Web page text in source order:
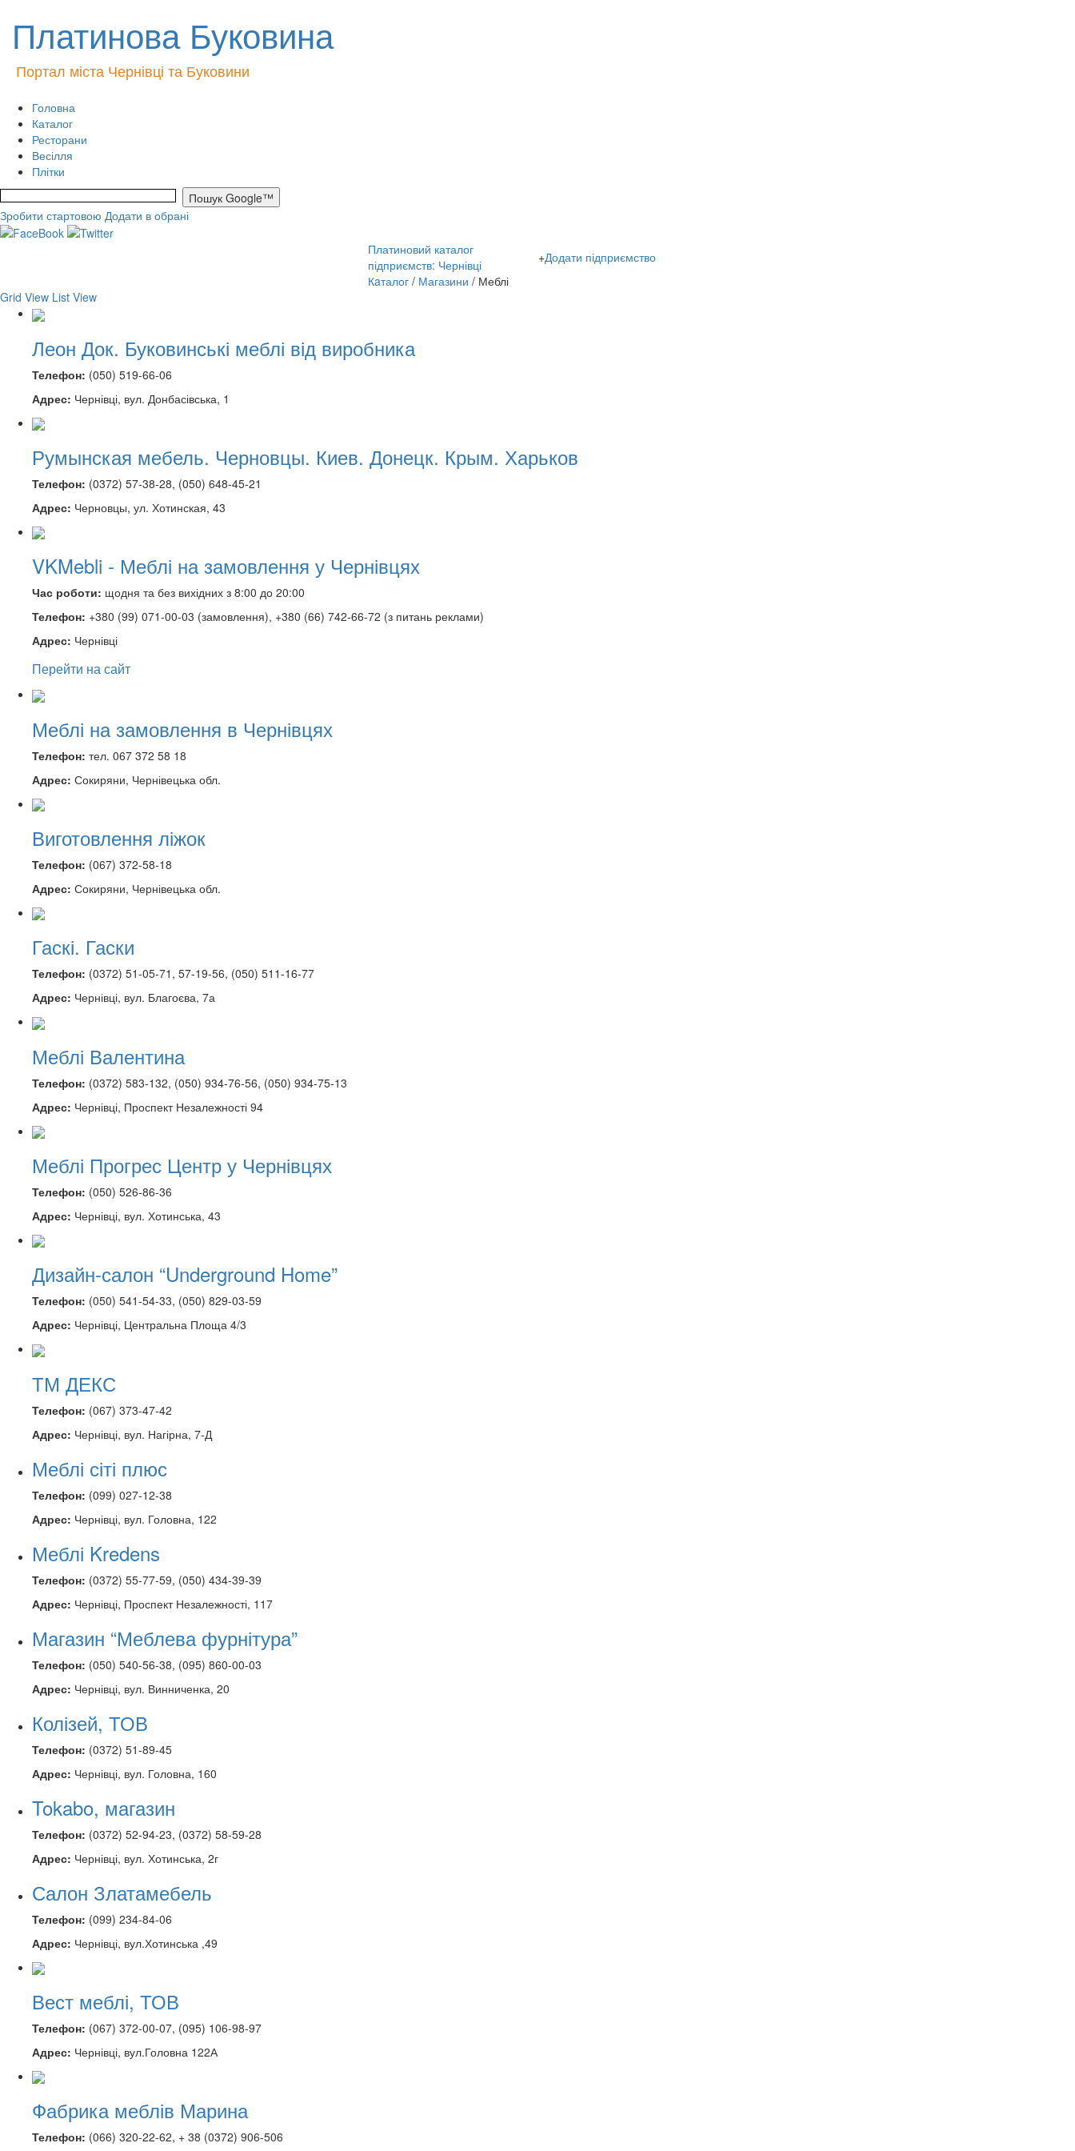
Платинова Буковина
Портал міста Чернівці та Буковини
Головна
Каталог
Ресторани
Весілля
Плітки
Зробити стартовою Додати в обрані
Платиновий каталог
підприємств: Чернівці
+Додати підприємство
Кaталог/ Магазини / Меблі
Grid View List View
Леон Док. Буковинські меблі від виробника
Телефон: (050) 519-66-06
Адрес: Чернівці, вул. Донбасівська, 1
Румынская мебель. Черновцы. Киев. Донецк. Крым. Харьков
Телефон: (0372) 57-38-28, (050) 648-45-21
Адрес: Черновцы, ул. Хотинская, 43
VKMebli - Меблі на замовлення у Чернівцях
Час роботи: щодня та без вихідних з 8:00 до 20:00
Телефон: +380 (99) 071-00-03 (замовлення), +380 (66) 742-66-72 (з питань реклами)
Адрес: Чернівці
Перейти на сайт
Меблі на замовлення в Чернівцях
Телефон: тел. 067 372 58 18
Адрес: Сокиряни, Чернівецька обл.
Виготовлення ліжок
Телефон: (067) 372-58-18
Адрес: Сокиряни, Чернівецька обл.
Гаскі. Гаски
Телефон: (0372) 51-05-71, 57-19-56, (050) 511-16-77
Адрес: Чернівці, вул. Благоєва, 7а
Меблі Валентина
Телефон: (0372) 583-132, (050) 934-76-56, (050) 934-75-13
Адрес: Чернівці, Проспект Незалежності 94
Меблі Прогрес Центр у Чернівцях
Телефон: (050) 526-86-36
Адрес: Чернівці, вул. Хотинська, 43
Дизайн-салон “Underground Home”
Телефон: (050) 541-54-33, (050) 829-03-59
Адрес: Чернівці, Центральна Площа 4/3
ТМ ДЕКС
Телефон: (067) 373-47-42
Адрес: Чернівці, вул. Нагірна, 7-Д
Меблі сіті плюс
Телефон: (099) 027-12-38
Адрес: Чернівці, вул. Головна, 122
Меблі Kredens
Телефон: (0372) 55-77-59, (050) 434-39-39
Адрес: Чернівці, Проспект Незалежності, 117
Магазин “Меблева фурнітура”
Телефон: (050) 540-56-38, (095) 860-00-03
Адрес: Чернівці, вул. Винниченка, 20
Колізей, ТОВ
Телефон: (0372) 51-89-45
Адрес: Чернівці, вул. Головна, 160
Tokabo, магазин
Телефон: (0372) 52-94-23, (0372) 58-59-28
Адрес: Чернівці, вул. Хотинська, 2г
Салон Златамебель
Телефон: (099) 234-84-06
Адрес: Чернівці, вул.Хотинська ,49
Вест меблі, ТОВ
Телефон: (067) 372-00-07, (095) 106-98-97
Адрес: Чернівці, вул.Головна 122А
Фабрика меблів Марина
Телефон: (066) 320-22-62, + 38 (0372) 906-506